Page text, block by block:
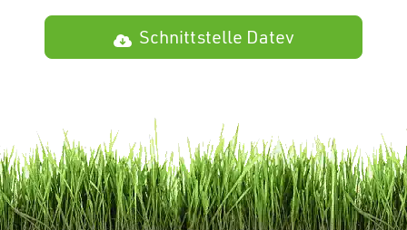
Schnittstelle Datev